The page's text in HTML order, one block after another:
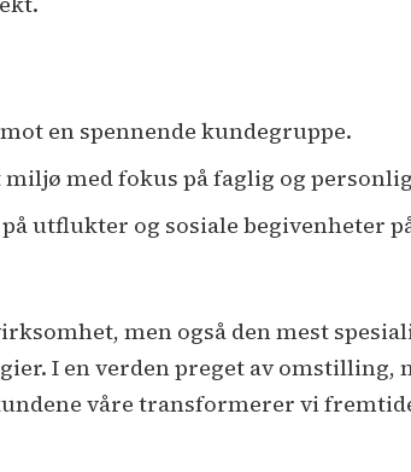
en spennende kundegruppe.
med fokus på faglig og
utflukter og sosiale begivenheter
men også den mest
I en verden preget av omstilling,
våre transformerer vi